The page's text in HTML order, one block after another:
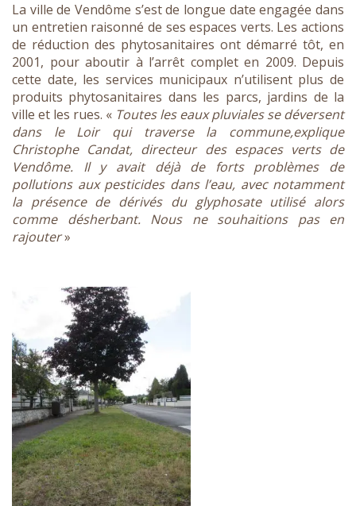
La ville de Vendôme s’est de longue date engagée dans
un entretien raisonné de ses espaces verts. Les actions
de réduction des phytosanitaires ont démarré tôt, en
2001, pour aboutir à l’arrêt complet en 2009. Depuis
cette date, les services municipaux n’utilisent plus de
produits phytosanitaires dans les parcs, jardins de la
ville et les rues. « Toutes les eaux pluviales se déversent
dans le Loir qui traverse la commune,explique
Christophe Candat, directeur des espaces verts de
Vendôme. Il y avait déjà de forts problèmes de
pollutions aux pesticides dans l’eau, avec notamment
la présence de dérivés du glyphosate utilisé alors
comme désherbant. Nous ne souhaitions pas en
rajouter»